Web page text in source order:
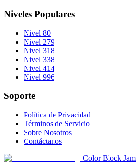
Niveles Populares
Nivel 80
Nivel 279
Nivel 318
Nivel 338
Nivel 414
Nivel 996
Soporte
Política de Privacidad
Términos de Servicio
Sobre Nosotros
Contáctanos
Color Block Jam